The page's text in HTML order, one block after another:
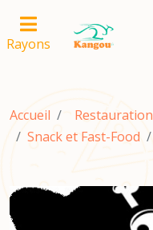
Rayons
Accueil Restauration
Snack et Fast-Food